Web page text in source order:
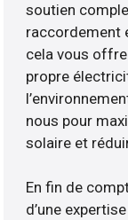
soutien
raccordement
cela vous
propre
nous pour
solaire et
En fin de
d’une